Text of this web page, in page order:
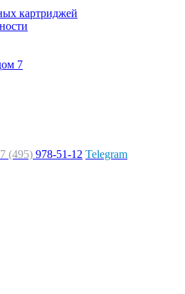
картриджей
7
(495) 978-51-12 Telegram